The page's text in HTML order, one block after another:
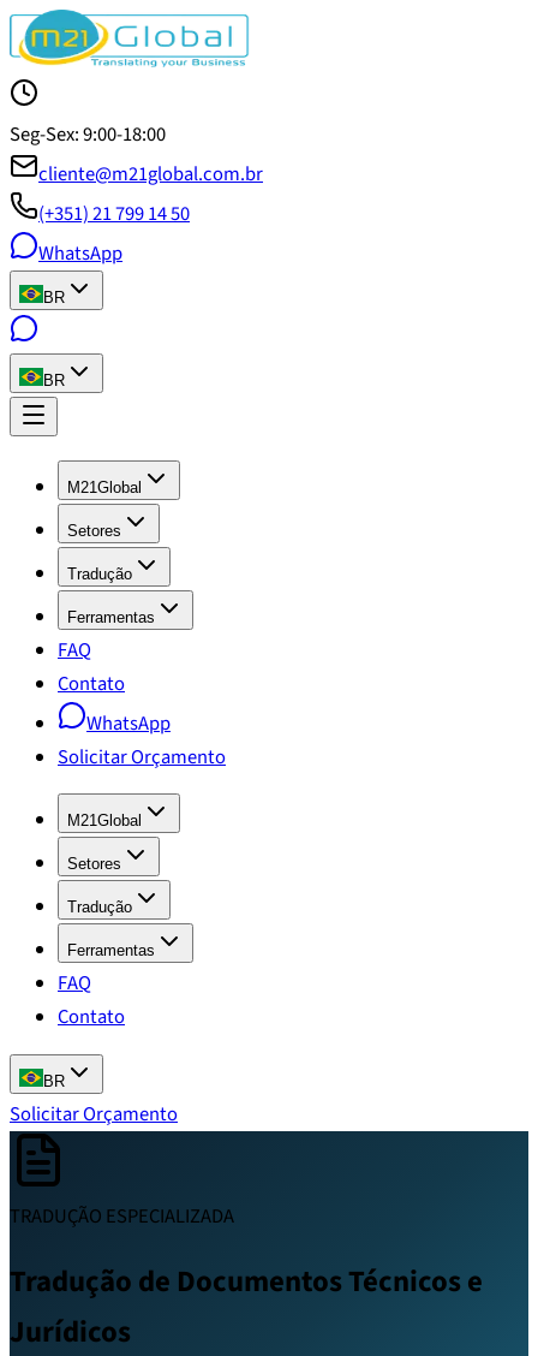
Seg-Sex: 9:00-18:00
cliente@m21global.com.br
(+351) 21 799 14 50
WhatsApp
BR
BR
M21Global
Setores
Tradução
Ferramentas
FAQ
Contato
WhatsApp
Solicitar Orçamento
M21Global
Setores
Tradução
Ferramentas
FAQ
Contato
BR
Solicitar Orçamento
TRADUÇÃO ESPECIALIZADA
Tradução de Documentos Técnicos e
Jurídicos